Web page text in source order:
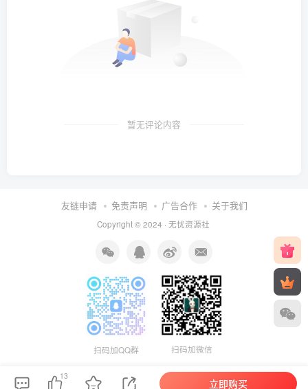
暂无评论内容
友链申请 免责声明 广告合作 关于我们
Copyright © 2024 · 无忧资源社
扫码加QQ群 扫码加微信
13
立即购买